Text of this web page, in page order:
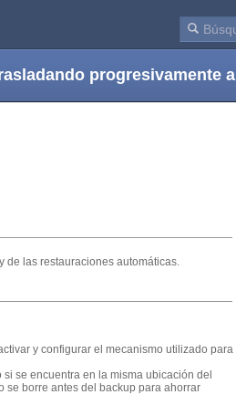
progresivamente a
de las restauraciones automáticas.
y configurar el mecanismo utilizado para
se encuentra en la misma ubicación del
se borre antes del backup para ahorrar